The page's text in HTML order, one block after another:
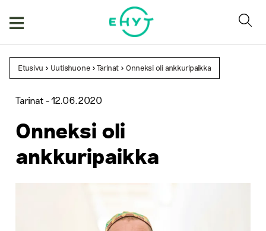
Etusivu > Uutishuone >Tarinat > Onneksi oli ankkuripaikka
Tarinat -12.06.2020
Onneksi oli
ankkuripaikka